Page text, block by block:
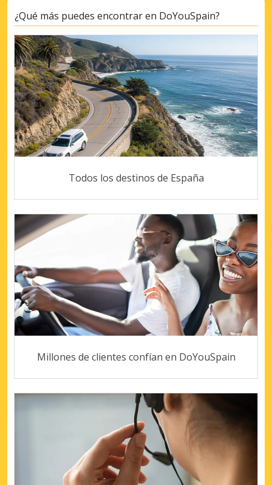
¿Qué más puedes encontrar en DoYouSpain?
Todos los destinos de España
Millones de clientes confían en DoYouSpain